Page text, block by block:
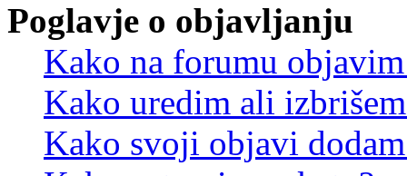
Poglavje o objavljanju
Kako na forumu
Kako uredim ali
Kako svoji objavi